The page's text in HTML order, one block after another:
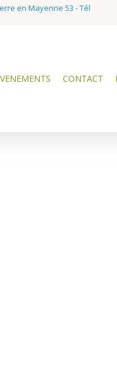
en Mayenne 53 - Tél
CONTACT